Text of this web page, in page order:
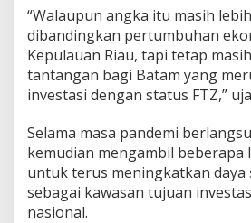
0
L
a
m
p
a
T
a
r
g
e
“Walaupun angka itu masih
dibandingkan pertumbuhan
Kepulauan Riau, tapi tetap
tantangan bagi Batam yang
investasi dengan status FTZ,”
Selama masa pandemi
kemudian mengambil beberapa
untuk terus meningkatkan daya
sebagai kawasan tujuan
nasional.